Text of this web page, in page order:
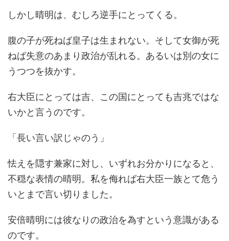
しかし晴明は、むしろ逆手にとってくる。
腹の子が死ねば皇子は生まれない。そして女御が死
ねば失意のあまり政治が乱れる。あるいは別の女に
うつつを抜かす。
右大臣にとっては吉、この国にとっても吉兆ではな
いかと言うのです。
「長い言い訳じゃのう」
怯えを隠す兼家に対し、いずれお分かりになると、
不穏な表情の晴明。私を侮れば右大臣一族とて危う
いとまで言い切りました。
安倍晴明には彼なりの政治を為すという意識がある
のです。